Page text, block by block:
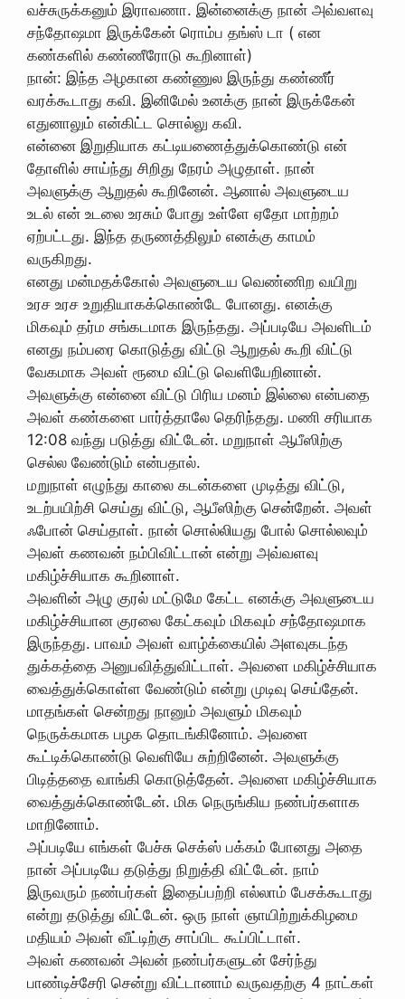
வச்சுருக்கனும் இராவணா. இன்னைக்கு நான் அவ்வளவு
சந்தோஷமா இருக்கேன் ரொம்ப தங்ஸ் டா ( என
கண்களில் கண்ணீரோடு கூறினாள்)
நான்: இந்த அழகான கண்ணுல இருந்து கண்ணீர்
வரக்கூடாது கவி. இனிமேல் உனக்கு நான் இருக்கேன்
எதுனாலும் என்கிட்ட சொல்லு கவி.
என்னை இறுதியாக கட்டியணைத்துக்கொண்டு என்
தோளில் சாய்ந்து சிறிது நேரம் அழுதாள். நான்
அவளுக்கு ஆறுதல் கூறினேன். ஆனால் அவளுடைய
உடல் என் உடலை உரசும் போது உள்ளே ஏதோ மாற்றம்
ஏற்பட்டது. இந்த தருணத்திலும் எனக்கு காமம்
வருகிறது.
எனது மன்மதக்கோல் அவளுடைய வெண்ணிற வயிறு
உரச உரச உறுதியாகக்கொண்டே போனது. எனக்கு
மிகவும் தர்ம சங்கடமாக இருந்தது. அப்படியே அவளிடம்
எனது நம்பரை கொடுத்து விட்டு ஆறுதல் கூறி விட்டு
வேகமாக அவள் ரூமை விட்டு வெளியேறினான்.
அவளுக்கு என்னை விட்டு பிரிய மனம் இல்லை என்பதை
அவள் கண்களை பார்த்தாலே தெரிந்தது. மணி சரியாக
12:08 வந்து படுத்து விட்டேன். மறுநாள் ஆபீஸிற்கு
செல்ல வேண்டும் என்பதால்.
மறுநாள் எழுந்து காலை கடன்களை முடித்து விட்டு,
உடற்பயிற்சி செய்து விட்டு, ஆபீஸிற்கு சென்றேன். அவள்
ஃபோன் செய்தாள். நான் சொல்லியது போல் சொல்லவும்
அவள் கணவன் நம்பிவிட்டான் என்று அவ்வளவு
மகிழ்ச்சியாக கூறினாள்.
அவளின் அழு குரல் மட்டுமே கேட்ட எனக்கு அவளுடைய
மகிழ்ச்சியான குரலை கேட்கவும் மிகவும் சந்தோஷமாக
இருந்தது. பாவம் அவள் வாழ்க்கையில் அளவுகடந்த
துக்கத்தை அனுபவித்துவிட்டாள். அவளை மகிழ்ச்சியாக
வைத்துக்கொள்ள வேண்டும் என்று முடிவு செய்தேன்.
மாதங்கள் சென்றது நானும் அவளும் மிகவும்
நெருக்கமாக பழக தொடங்கினோம். அவளை
கூட்டிக்கொண்டு வெளியே சுற்றினேன். அவளுக்கு
பிடித்ததை வாங்கி கொடுத்தேன். அவளை மகிழ்ச்சியாக
வைத்துக்கொண்டேன். மிக நெருங்கிய நண்பர்களாக
மாறினோம்.
அப்படியே எங்கள் பேச்சு செக்ஸ் பக்கம் போனது அதை
நான் அப்படியே தடுத்து நிறுத்தி விட்டேன். நாம்
இருவரும் நண்பர்கள் இதைப்பற்றி எல்லாம் பேசக்கூடாது
என்று தடுத்து விட்டேன். ஒரு நாள் ஞாயிற்றுக்கிழமை
மதியம் அவள் வீட்டிற்கு சாப்பிட கூப்பிட்டாள்.
அவள் கணவன் அவன் நண்பர்களுடன் சேர்ந்து
பாண்டிச்சேரி சென்று விட்டானாம் வருவதற்கு 4 நாட்கள்